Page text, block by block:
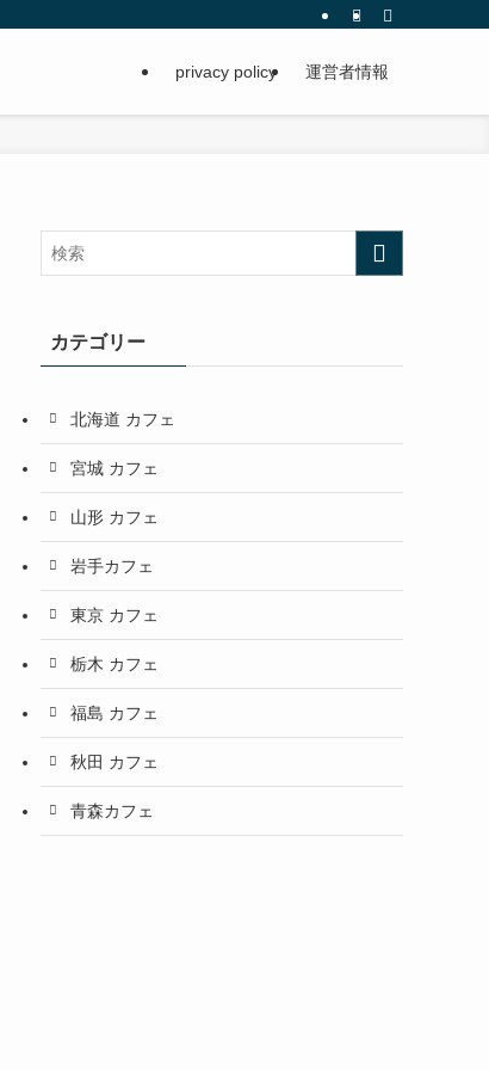
privacy policy 運営者情報
カテゴリー
北海道 カフェ
宮城 カフェ
山形 カフェ
岩手カフェ
東京 カフェ
栃木 カフェ
福島 カフェ
秋田 カフェ
青森カフェ